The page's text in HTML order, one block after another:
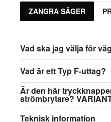
svart eluttag - typ
svart eluttag - typ
ZANGRA SÄGER
Vad ska jag välja för
Vad är ett Typ F-uttag?
Är den här
Teknisk information